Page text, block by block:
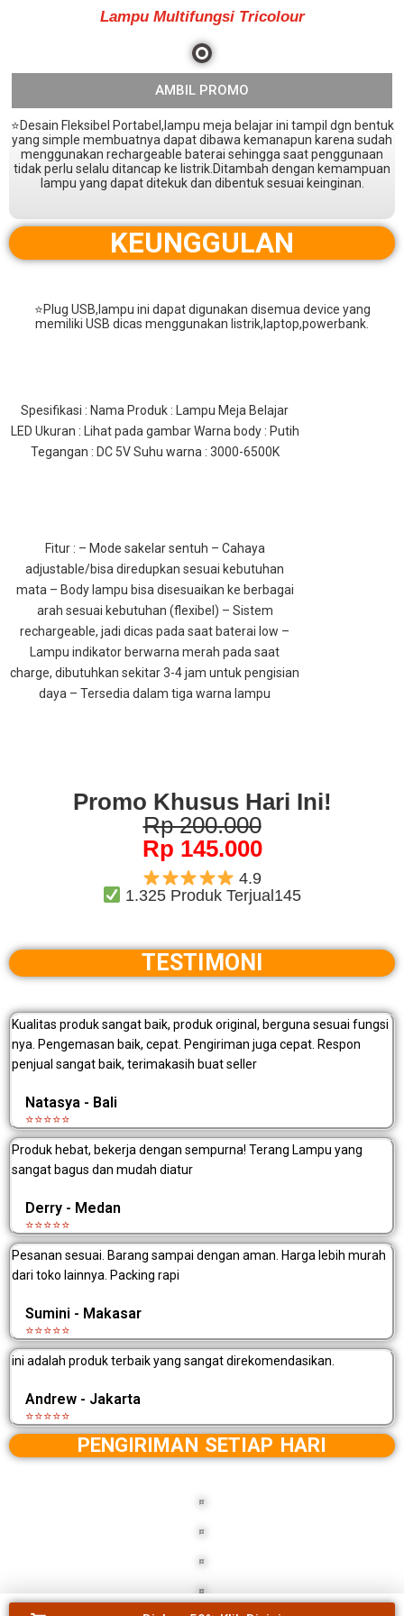
Lampu Multifungsi Tricolour
AMBIL PROMO
⭐Desain Fleksibel Portabel,lampu meja belajar ini tampil dgn bentuk
yang simple membuatnya dapat dibawa kemanapun karena sudah
menggunakan rechargeable baterai sehingga saat penggunaan
tidak perlu selalu ditancap ke listrik.Ditambah dengan kemampuan
lampu yang dapat ditekuk dan dibentuk sesuai keinginan.
KEUNGGULAN
⭐Plug USB,lampu ini dapat digunakan disemua device yang
memiliki USB dicas menggunakan listrik,laptop,powerbank.
Spesifikasi : Nama Produk : Lampu Meja Belajar
LED Ukuran : Lihat pada gambar Warna body : Putih
Tegangan : DC 5V Suhu warna : 3000-6500K
Fitur : – Mode sakelar sentuh – Cahaya
adjustable/bisa diredupkan sesuai kebutuhan
mata – Body lampu bisa disesuaikan ke berbagai
arah sesuai kebutuhan (flexibel) – Sistem
rechargeable, jadi dicas pada saat baterai low –
Lampu indikator berwarna merah pada saat
charge, dibutuhkan sekitar 3-4 jam untuk pengisian
daya – Tersedia dalam tiga warna lampu
Promo Khusus Hari Ini!
Rp 200.000
Rp 145.000
4.9
1.325 Produk Terjual145
TESTIMONI
Kualitas produk sangat baik, produk original, berguna sesuai fungsi
nya. Pengemasan baik, cepat. Pengiriman juga cepat. Respon
penjual sangat baik, terimakasih buat seller
Natasya - Bali
⭐⭐⭐⭐⭐
Produk hebat, bekerja dengan sempurna! Terang Lampu yang
sangat bagus dan mudah diatur
Derry - Medan
⭐⭐⭐⭐⭐
Pesanan sesuai. Barang sampai dengan aman. Harga lebih murah
dari toko lainnya. Packing rapi
Sumini - Makasar
⭐⭐⭐⭐⭐
ini adalah produk terbaik yang sangat direkomendasikan.
Andrew - Jakarta
⭐⭐⭐⭐⭐
PENGIRIMAN SETIAP HARI